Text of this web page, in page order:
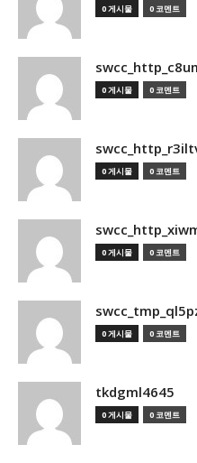
0 게시물 0 코멘트
0 게시물 0 코멘트
0 게시물 0 코멘트
0 게시물 0 코멘트
0 게시물 0 코멘트
tkdgml4645
0 게시물 0 코멘트